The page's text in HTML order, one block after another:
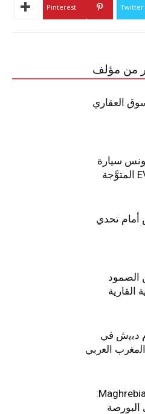
Twitter
Pinterest
من مؤلف
العقاري
سيارة
الـدفع الرباعي الكهربائي EV3 المتوَّجة
أمام تحدي
2025: بين الصمود
القارية
دﺑﯾش ﻓﻲ
اﻟﻌرﺑﻲ
التأمينات المغربية حياة Maghrebia Vie: